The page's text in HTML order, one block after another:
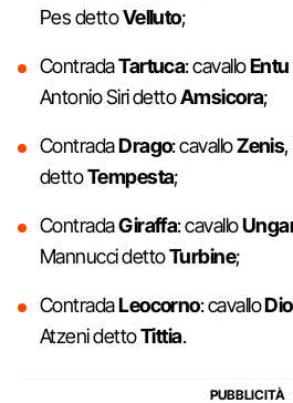
Pes dettoVelluto;
ContradaTartuca: cavalloEntu
Antonio Siri dettoAmsicora;
ContradaDrago: cavalloZenis
dettoTempesta;
ContradaGiraffa: cavallo
Mannucci dettoTurbine;
ContradaLeocorno: cavallo
Atzeni dettoTittia.